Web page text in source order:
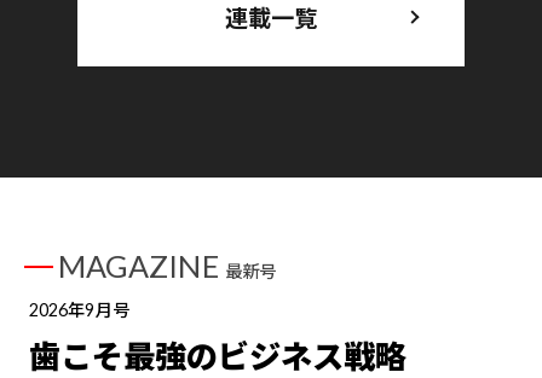
連載一覧
MAGAZINE 最新号
2026年9月号
歯こそ最強のビジネス戦略